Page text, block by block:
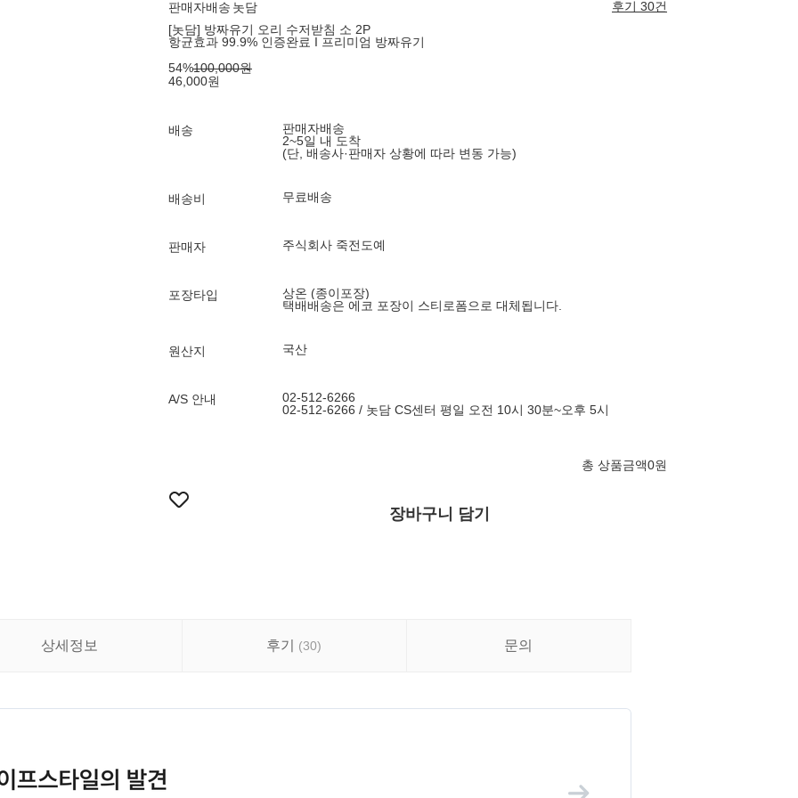
판매자배송 놋담
후기 30건
[놋담] 방짜유기 오리 수저받침 소 2P
항균효과 99.9% 인증완료 I 프리미엄 방짜유기
54%100,000원
46,000원
배송
판매자배송
2~5일 내 도착
(단, 배송사·판매자 상황에 따라 변동 가능)
배송비 무료배송
판매자 주식회사 죽전도예
포장타입
상온 (종이포장)
택배배송은 에코 포장이 스티로폼으로 대체됩니다.
원산지 국산
A/S 안내
02-512-6266
02-512-6266 / 놋담 CS센터 평일 오전 10시 30분~오후 5시
총 상품금액0원
장바구니 담기
상세정보 후기 (30) 문의